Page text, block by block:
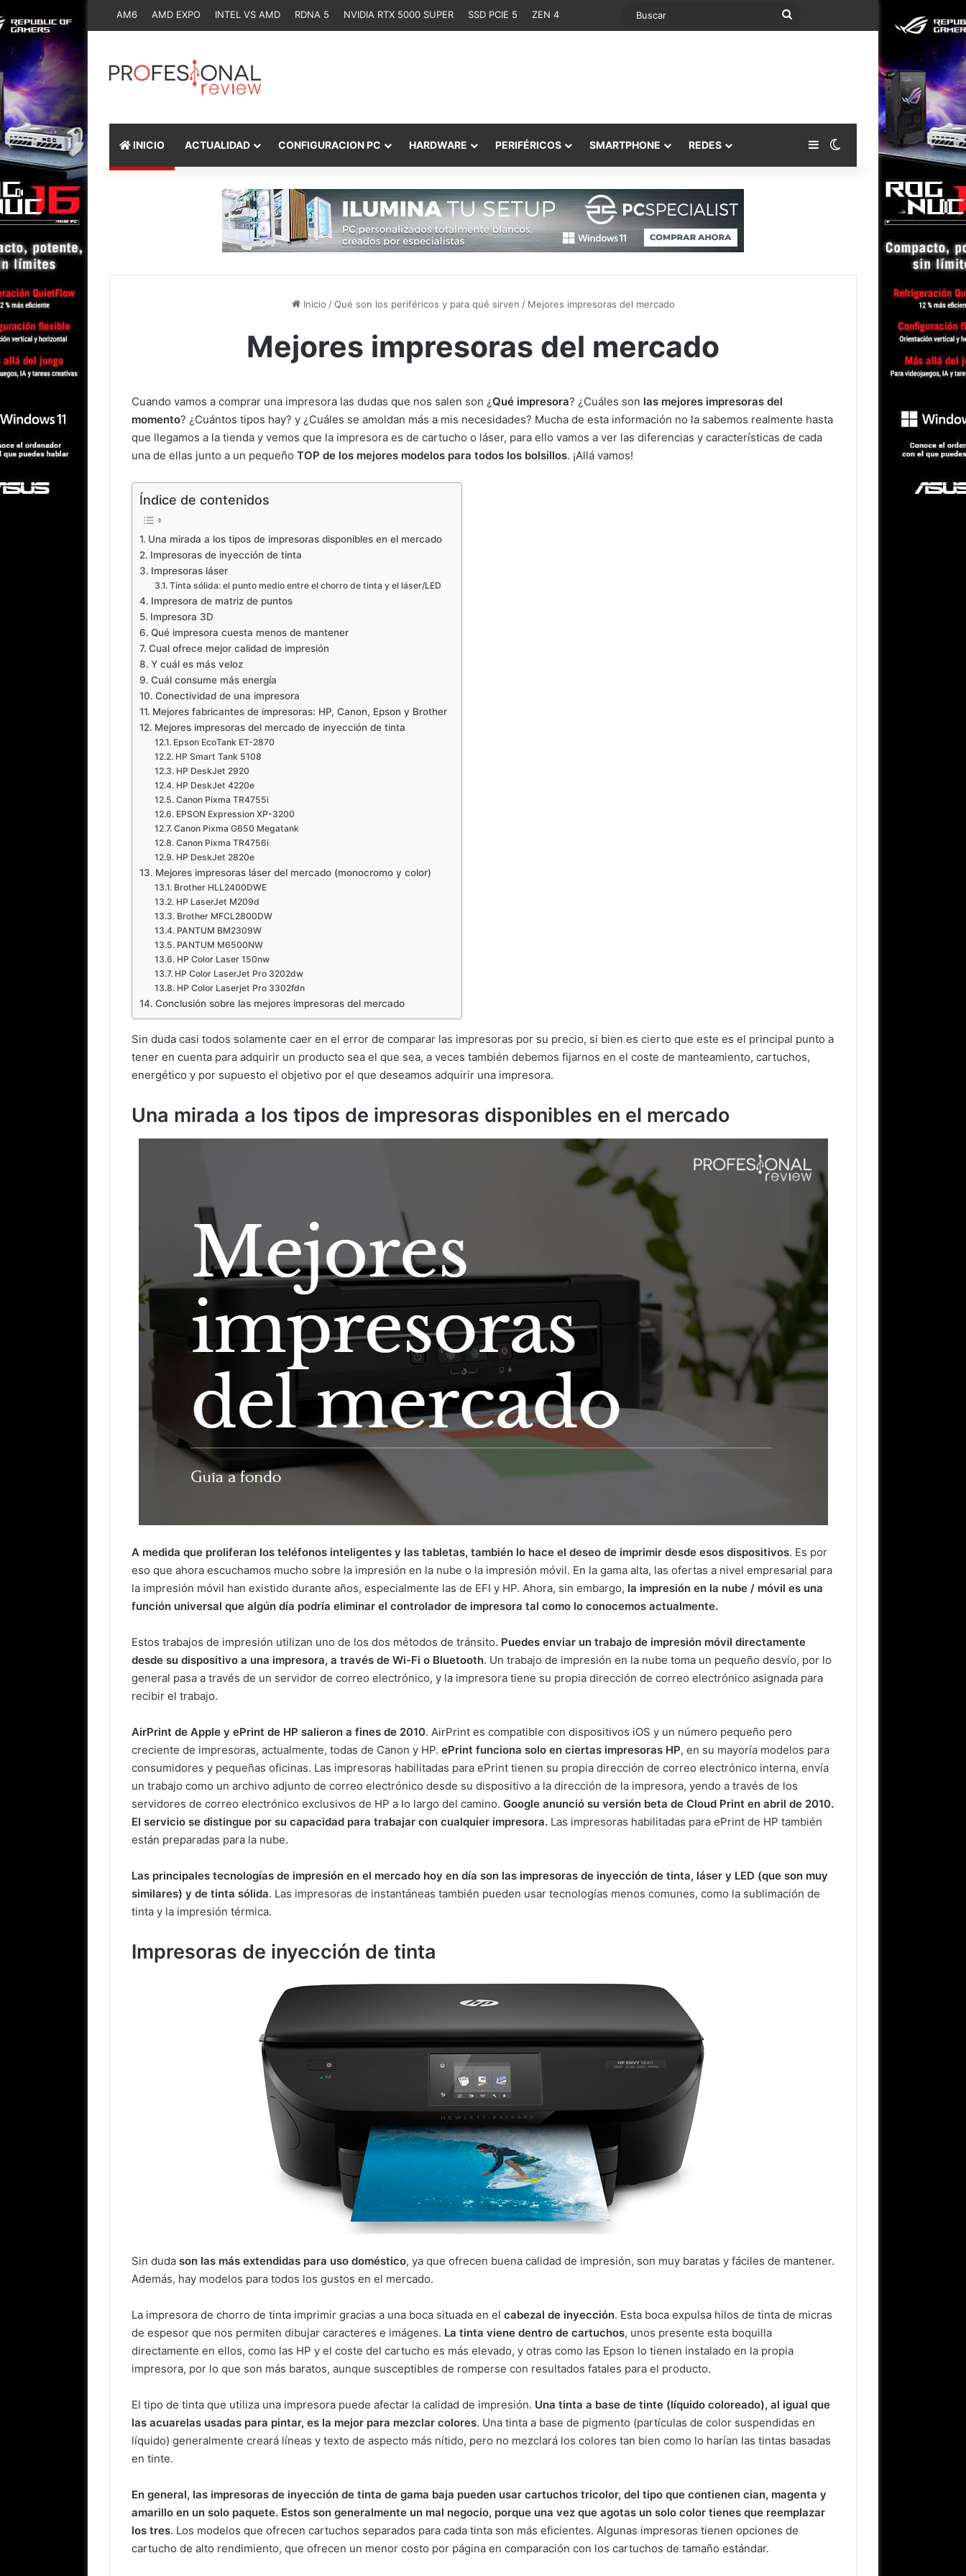
AM6 AMD EXPO INTEL VS AMD RDNA 5 NVIDIA RTX 5000 SUPER SSD PCIE 5 ZEN 4 Buscar
INICIO ACTUALIDAD CONFIGURACION PC HARDWARE PERIFÉRICOS SMARTPHONE REDES Barra lateral
Switch skin
Inicio / Qué son los periféricos y para qué sirven / Mejores impresoras del mercado
Mejores impresoras del mercado
Cuando vamos a comprar una impresora las dudas que nos salen son ¿Qué impresora? ¿Cuáles son las mejores impresoras del
momento? ¿Cuántos tipos hay? y ¿Cuáles se amoldan más a mis necesidades? Mucha de esta información no la sabemos realmente hasta
que llegamos a la tienda y vemos que la impresora es de cartucho o láser, para ello vamos a ver las diferencias y características de cada
una de ellas junto a un pequeño TOP de los mejores modelos para todos los bolsillos. ¡Allá vamos!
Índice de contenidos
Una mirada a los tipos de impresoras disponibles en el mercado
Impresoras de inyección de tinta
Impresoras láser
Tinta sólida: el punto medio entre el chorro de tinta y el láser/LED
Impresora de matriz de puntos
Impresora 3D
Qué impresora cuesta menos de mantener
Cual ofrece mejor calidad de impresión
Y cuál es más veloz
Cuál consume más energía
Conectividad de una impresora
Mejores fabricantes de impresoras: HP, Canon, Epson y Brother
Mejores impresoras del mercado de inyección de tinta
Epson EcoTank ET-2870
HP Smart Tank 5108
HP DeskJet 2920
HP DeskJet 4220e
Canon Pixma TR4755i
EPSON Expression XP-3200
Canon Pixma G650 Megatank
Canon Pixma TR4756i
HP DeskJet 2820e
Mejores impresoras láser del mercado (monocromo y color)
Brother HLL2400DWE
HP LaserJet M209d
Brother MFCL2800DW
PANTUM BM2309W
PANTUM M6500NW
HP Color Laser 150nw
HP Color LaserJet Pro 3202dw
HP Color Laserjet Pro 3302fdn
Conclusión sobre las mejores impresoras del mercado
Sin duda casi todos solamente caer en el error de comparar las impresoras por su precio, si bien es cierto que este es el principal punto a
tener en cuenta para adquirir un producto sea el que sea, a veces también debemos fijarnos en el coste de manteamiento, cartuchos,
energético y por supuesto el objetivo por el que deseamos adquirir una impresora.
Una mirada a los tipos de impresoras disponibles en el mercado
A medida que proliferan los teléfonos inteligentes y las tabletas, también lo hace el deseo de imprimir desde esos dispositivos. Es por
eso que ahora escuchamos mucho sobre la impresión en la nube o la impresión móvil. En la gama alta, las ofertas a nivel empresarial para
la impresión móvil han existido durante años, especialmente las de EFI y HP. Ahora, sin embargo, la impresión en la nube / móvil es una
función universal que algún día podría eliminar el controlador de impresora tal como lo conocemos actualmente.
Estos trabajos de impresión utilizan uno de los dos métodos de tránsito. Puedes enviar un trabajo de impresión móvil directamente
desde su dispositivo a una impresora, a través de Wi-Fi o Bluetooth. Un trabajo de impresión en la nube toma un pequeño desvío, por lo
general pasa a través de un servidor de correo electrónico, y la impresora tiene su propia dirección de correo electrónico asignada para
recibir el trabajo.
AirPrint de Apple y ePrint de HP salieron a fines de 2010. AirPrint es compatible con dispositivos iOS y un número pequeño pero
creciente de impresoras, actualmente, todas de Canon y HP. ePrint funciona solo en ciertas impresoras HP, en su mayoría modelos para
consumidores y pequeñas oficinas. Las impresoras habilitadas para ePrint tienen su propia dirección de correo electrónico interna, envía
un trabajo como un archivo adjunto de correo electrónico desde su dispositivo a la dirección de la impresora, yendo a través de los
servidores de correo electrónico exclusivos de HP a lo largo del camino. Google anunció su versión beta de Cloud Print en abril de 2010.
El servicio se distingue por su capacidad para trabajar con cualquier impresora. Las impresoras habilitadas para ePrint de HP también
están preparadas para la nube.
Las principales tecnologías de impresión en el mercado hoy en día son las impresoras de inyección de tinta, láser y LED (que son muy
similares) y de tinta sólida. Las impresoras de instantáneas también pueden usar tecnologías menos comunes, como la sublimación de
tinta y la impresión térmica.
Impresoras de inyección de tinta
Sin duda son las más extendidas para uso doméstico, ya que ofrecen buena calidad de impresión, son muy baratas y fáciles de mantener.
Además, hay modelos para todos los gustos en el mercado.
La impresora de chorro de tinta imprimir gracias a una boca situada en el cabezal de inyección. Esta boca expulsa hilos de tinta de micras
de espesor que nos permiten dibujar caracteres e imágenes. La tinta viene dentro de cartuchos, unos presente esta boquilla
directamente en ellos, como las HP y el coste del cartucho es más elevado, y otras como las Epson lo tienen instalado en la propia
impresora, por lo que son más baratos, aunque susceptibles de romperse con resultados fatales para el producto.
El tipo de tinta que utiliza una impresora puede afectar la calidad de impresión. Una tinta a base de tinte (líquido coloreado), al igual que
las acuarelas usadas para pintar, es la mejor para mezclar colores. Una tinta a base de pigmento (partículas de color suspendidas en
líquido) generalmente creará líneas y texto de aspecto más nítido, pero no mezclará los colores tan bien como lo harían las tintas basadas
en tinte.
En general, las impresoras de inyección de tinta de gama baja pueden usar cartuchos tricolor, del tipo que contienen cian, magenta y
amarillo en un solo paquete. Estos son generalmente un mal negocio, porque una vez que agotas un solo color tienes que reemplazar
los tres. Los modelos que ofrecen cartuchos separados para cada tinta son más eficientes. Algunas impresoras tienen opciones de
cartucho de alto rendimiento, que ofrecen un menor costo por página en comparación con los cartuchos de tamaño estándar.